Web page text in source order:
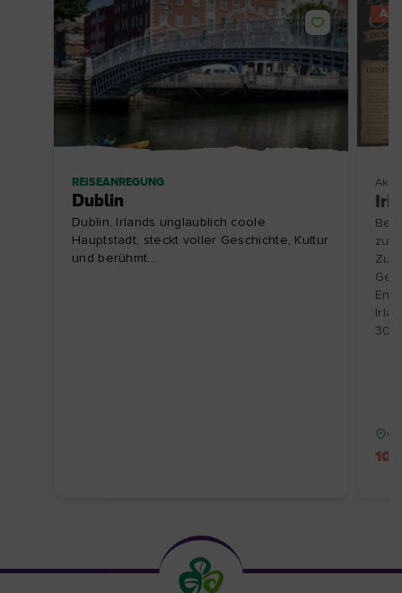
REISEANREGUNG
Dublin
Dublin, Irlands unglaublich coole
Hauptstadt, steckt voller Geschichte, Kultur
und berühmt...
zu
10